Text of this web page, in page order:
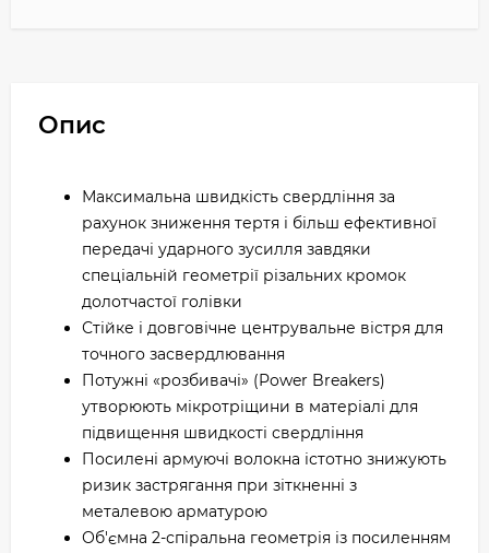
Опис
Максимальна швидкість свердління за
рахунок зниження тертя і більш ефективної
передачі ударного зусилля завдяки
спеціальній геометрії різальних кромок
долотчастої голівки
Стійке і довговічне центрувальне вістря для
точного засвердлювання
Потужні «розбивачі» (Power Breakers)
утворюють мікротріщини в матеріалі для
підвищення швидкості свердління
Посилені армуючі волокна істотно знижують
ризик застрягання при зіткненні з
металевою арматурою
Об'ємна 2-спіральна геометрія із посиленням